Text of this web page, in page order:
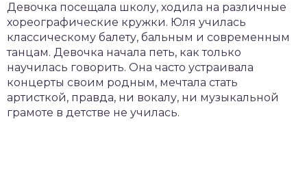
Девочка посещала школу, ходила на различные
хореографические кружки. Юля училась
классическому балету, бальным и современным
танцам. Девочка начала петь, как только
научилась говорить. Она часто устраивала
концерты своим родным, мечтала стать
артисткой, правда, ни вокалу, ни музыкальной
грамоте в детстве не училась.